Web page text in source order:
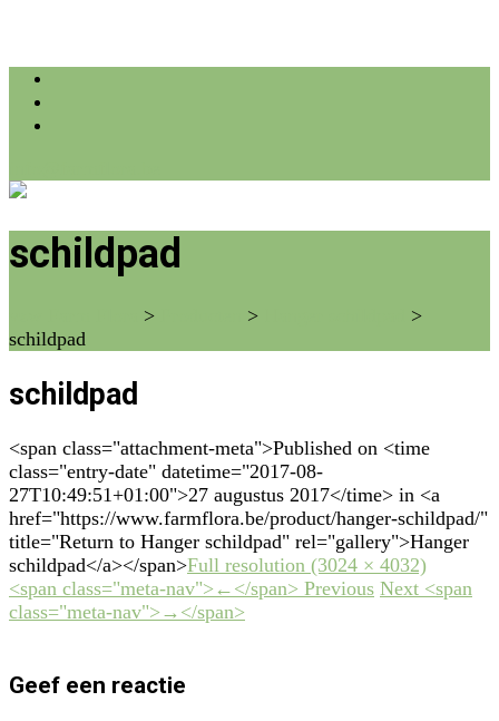
schildpad
> >
>
schildpad
schildpad
<span class="attachment-meta">Published on <time
class="entry-date" datetime="2017-08-
27T10:49:51+01:00">27 augustus 2017</time> in <a
href="https://www.farmflora.be/product/hanger-schildpad/"
title="Return to Hanger schildpad" rel="gallery">Hanger
schildpad</a></span>Full resolution (3024 × 4032)
<span class="meta-nav">←</span> Previous Next <span
class="meta-nav">→</span>
Geef een reactie